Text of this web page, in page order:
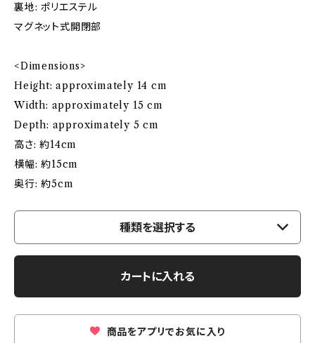
裏地: ポリエステル
マグネット式開閉部
<Dimensions>
Height: approximately 14 cm
Width: approximately 15 cm
Depth: approximately 5 cm
高さ: 約14cm
横幅: 約15cm
奥行: 約5cm
種類を選択する
カートに入れる
商品をアプリでお気に入り